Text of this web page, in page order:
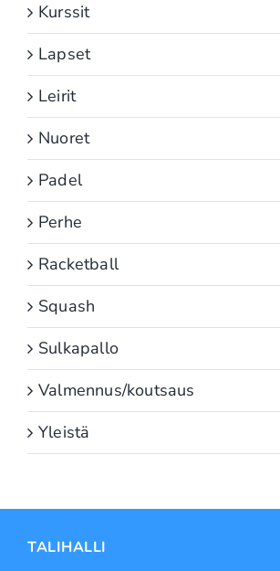
Kurssit
Lapset
Leirit
Nuoret
Padel
Perhe
Racketball
Squash
Sulkapallo
Valmennus/koutsaus
Yleistä
TALIHALLI